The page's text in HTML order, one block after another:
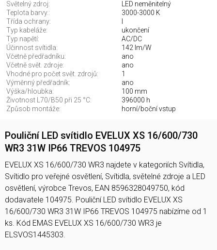
Světelný zdroj:
LED neměnitelný
Teplota barvy.:
3000-3000 K
Třída ochrany:
Typ kabeláže:
ukončení
Typ napětí:
AC/DC
Účinnost svítidla:
142 lm/W
Včetně předřadníku:
ano
Včetně svět. zdroje:
ano
Vhodné pro počet svět. zdrojů:
1
Výměnný předřadník:
ano
Výška/hloubka:
100 mm
Životnost L70/B50 při 25 °C:
396000 h
Způsob montáže:
horní/boční vstup
Pouliční LED svítidlo EVELUX XS 16/600/730
WR3 31W IP66 TREVOS 104975
EVELUX XS 16/600/730 WR3 najdete v kategoriích Svítidla,
Svítidlo pro veřejné osvětlení, Svítidla, světelné zdroje a LED
osvětlení, výrobce Trevos, EAN 8596328049750, kód
dodavatele 104975. Pouliční LED svítidlo EVELUX XS
16/600/730 WR3 31W IP66 TREVOS 104975 nabízíme od 1
ks. Kód EMAS EVELUX XS 16/600/730 WR3 je
ELSVOS1445303.